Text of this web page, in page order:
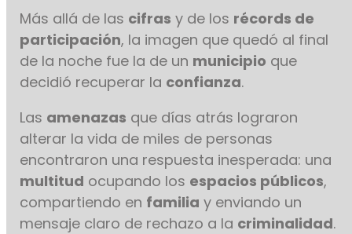
Más allá de las cifras y de los récords de
participación, la imagen que quedó al final
de la noche fue la de un municipio que
decidió recuperar la confianza.
Las amenazas que días atrás lograron
alterar la vida de miles de personas
encontraron una respuesta inesperada: una
multitud ocupando los espacios públicos,
compartiendo en familia y enviando un
mensaje claro de rechazo a la criminalidad.